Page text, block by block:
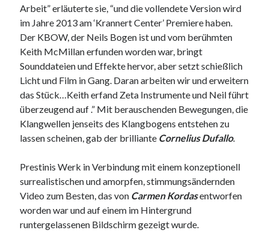
21. Jahrhundert 30 Jahre NAXOS ACCENTUS
Accentus Music Acies Quartett Adventskalender
Agunda Kulaeva Akademie für alte Musik Berlin
Alexander Buzlov Alexander Ramm Alexander Sladkovsky
Alexander Tchaikovsky Alexander Tschaikowsky
Neueste Kommentare
PaulzuInterview mit Hellen Weiß und Gabriel Schwabe zum
Kodaly/Ligeti-Album mit Werken für Violine und Cello
Der Weg Zum Wohl-Temperierten Pianisten: Die
Taubman Lehre
Joachim Rösler zuGilbert Schuchter: Franz Schubert – Das gesamte
Klavierwerk
Arbeit” erläuterte sie, “und die vollendete Version wird
im Jahre 2013 am ‘Krannert Center’ Premiere haben.
Der KBOW, der Neils Bogen ist und vom berühmten
Keith McMillan erfunden worden war, bringt
Sounddateien und Effekte hervor, aber setzt schießlich
Licht und Film in Gang. Daran arbeiten wir und erweitern
das Stück…Keith erfand Zeta Instrumente und Neil führt
überzeugend auf .” Mit berauschenden Bewegungen, die
Klangwellen jenseits des Klangbogens entstehen zu
lassen scheinen, gab der brilliante Cornelius Dufallo.
Prestinis Werk in Verbindung mit einem konzeptionell
surrealistischen und amorpfen, stimmungsändernden
Video zum Besten, das von Carmen Kordasentworfen
worden war und auf einem im Hintergrund
runtergelassenen Bildschirm gezeigt wurde.